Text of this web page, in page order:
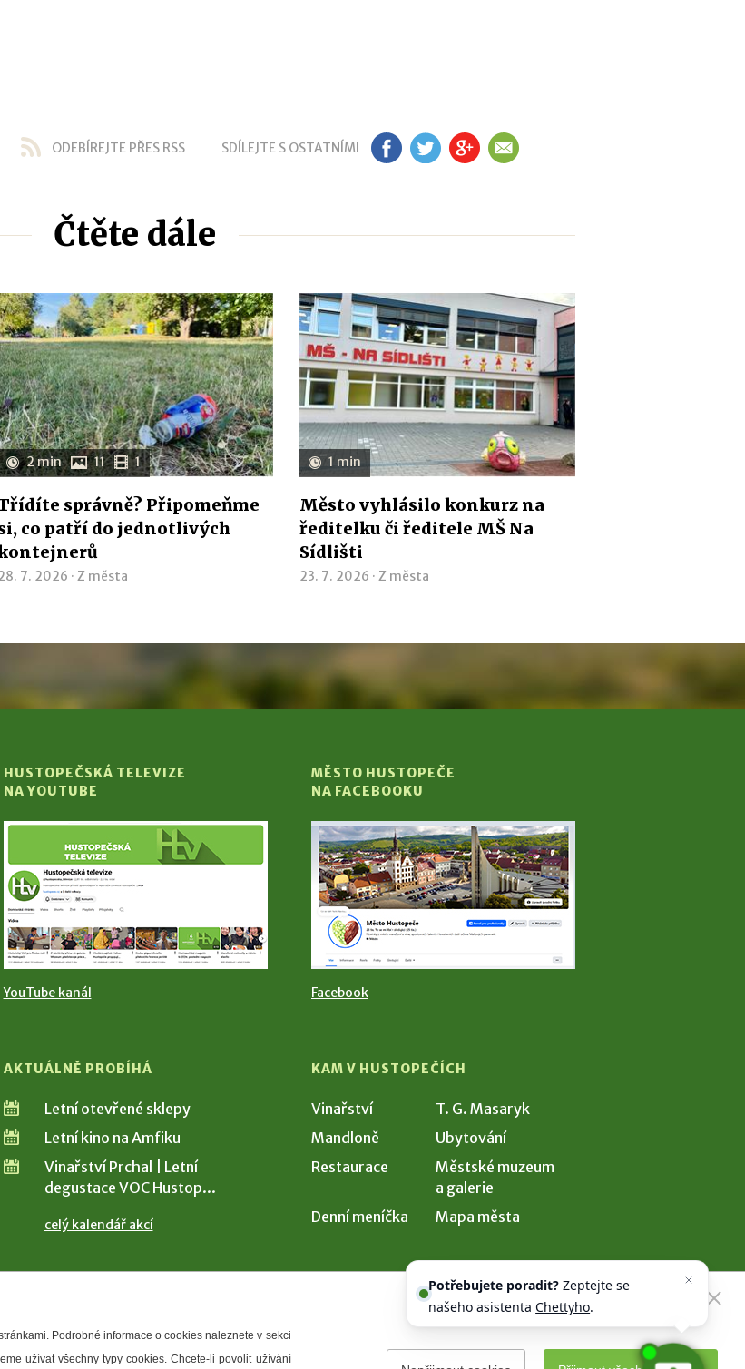
ODEBÍREJTE PŘES RSS SDÍLEJTE S OSTATNÍMI FB TW GP EM
Čtěte dále
2 min 11 1
správně? Připomeňme
co patří do jednotlivých
7. 2026 ·Z města
1 min
Město vyhlásilo konkurz na
ředitelku či ředitele MŠ Na
Sídlišti
23. 7. 2026 ·Z města
HUSTOPEČSKÁ TELEVIZE
NA YOUTUBE
YouTube kanál
MĚSTO HUSTOPEČE
NA FACEBOOKU
Facebook
AKTUÁLNĚ PROBÍHÁ
Letní otevřené sklepy
Letní kino na Amfiku
Vinařství Prchal | Letní
degustace VOC Hustop...
celý kalendář akcí
KAM V HUSTOPEČÍCH
Vinařství
T. G. Masaryk
Mandloně
Ubytování
Restaurace
Městské muzeum
a galerie
Denní meníčka
Mapa města
Podrobné informace o cookies naleznete v sekci
užívat všechny typy cookies. Chcete-li povolit užívání
Potřebujete poradit? Zeptejte se
našeho asistentaChettyho.